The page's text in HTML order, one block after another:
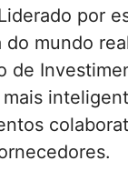
por
do mundo
de